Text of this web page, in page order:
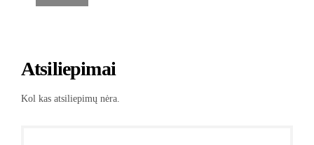
Atsiliepimai
Kol kas atsiliepimų nėra.